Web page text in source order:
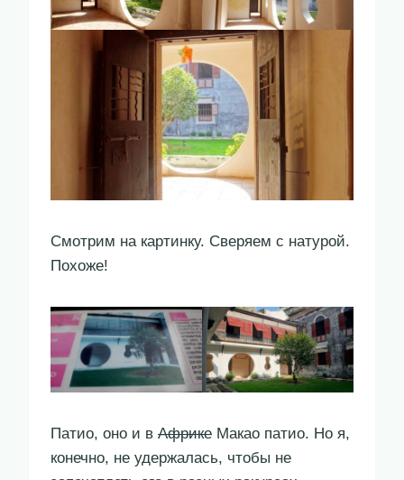
Смотрим на картинку. Сверяем с натурой.
Похоже!
Патио, оно и в Африке Макао патио. Но я,
конечно, не удержалась, чтобы не